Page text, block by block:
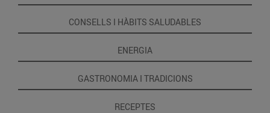
CONSELLS I HÀBITS SALUDABLES
ENERGIA
GASTRONOMIA I TRADICIONS
RECEPTES